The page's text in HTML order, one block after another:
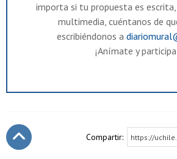
importa si tu propuesta es
multimedia, cuéntanos de
escribiéndonos a
¡Anímate y
Compartir: https://